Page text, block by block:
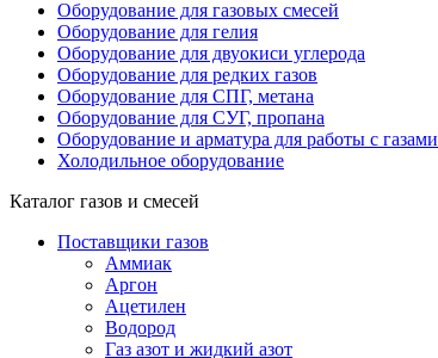
Оборудование для газовых смесей
Оборудование для гелия
Оборудование для двуокиси углерода
Оборудование для редких газов
Оборудование для СПГ, метана
Оборудование для СУГ, пропана
Оборудование и арматура для работы с газами
Холодильное оборудование
Каталог газов и смесей
Поставщики газов
Аммиак
Аргон
Ацетилен
Водород
Газ азот и жидкий азот